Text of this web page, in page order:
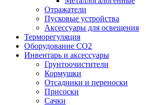
Отражатели
Пусковые устройства
Аксессуары для освещения
Терморегуляция
Оборудование CO2
Инвентарь и аксессуары
Грунтоочистители
Кормушки
Отсадники и переноски
Присоски
Сачки